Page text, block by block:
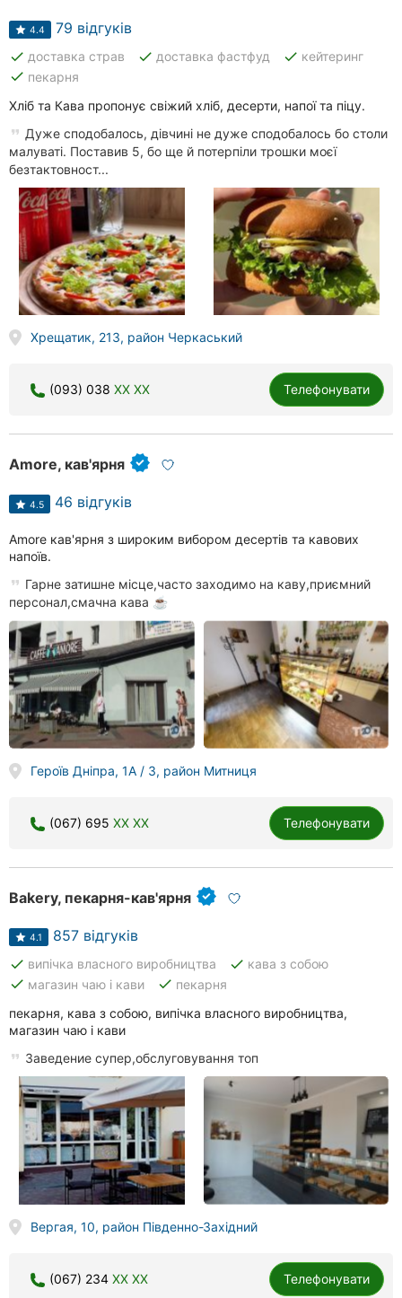
4.4 79 відгуків
done доставка страв done доставка фастфуд done кейтеринг
done пекарня
Хліб та Кава пропонує свіжий хліб, десерти, напої та піцу.
Дуже сподобалось, дівчині не дуже сподобалось бо столи
малуваті. Поставив 5, бо ще й потерпіли трошки моєї
безтактовност...
Хрещатик, 213, район Черкаський
(093) 038 XX XX Телефонувати
Amore, кав'ярня
4.5 46 відгуків
Amore кав'ярня з широким вибором десертів та кавових
напоїв.
Гарне затишне місце,часто заходимо на каву,приємний
персонал,смачна кава ☕️
Героїв Дніпра, 1А / 3, район Митниця
(067) 695 XX XX Телефонувати
Bakery, пекарня-кав'ярня
4.1 857 відгуків
done випічка власного виробництва done кава з собою
done магазин чаю і кави done пекарня
пекарня, кава з собою, випічка власного виробництва,
магазин чаю і кави
Заведение супер,обслуговування топ
Вергая, 10, район Південно-Західний
(067) 234 XX XX Телефонувати